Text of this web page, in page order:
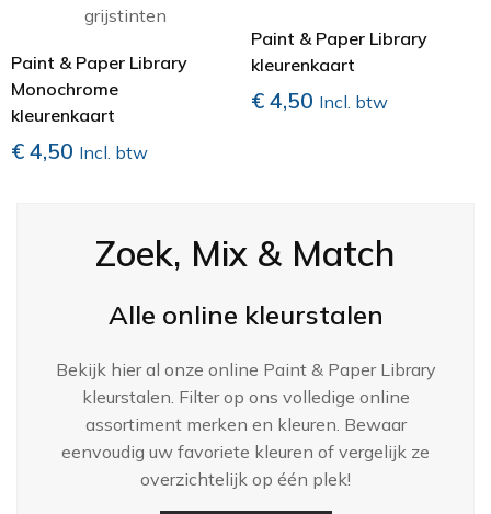
ZOFFANY
Paint & Paper Library
Monochrome
kleurenkaart
€ 4,50 Incl. btw
Paint & Paper Library
kleurenkaart
€ 4,50 Incl. btw
Zoek, Mix & Match
Alle online kleurstalen
Bekijk hier al onze online Paint & Paper Library
kleurstalen. Filter op ons volledige online
assortiment merken en kleuren. Bewaar
eenvoudig uw favoriete kleuren of vergelijk ze
overzichtelijk op één plek!